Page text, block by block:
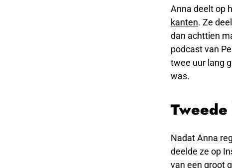
Anna deelt op
kanten. Ze
dan achttien
podcast van
twee uur lang
was.
Nadat Anna
deelde ze op
van een groot